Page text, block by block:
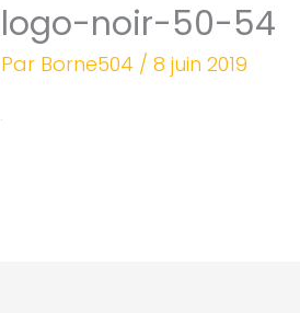
logo-noir-50-54
Par Borne504 /8 juin 2019